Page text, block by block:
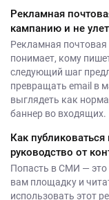
Рекламная
кампанию и не
Рекламная
понимает, кому
следующий шаг
превращать email в
выглядеть как
баннер во входящих.
Как
руководство от
Попасть в СМИ — это
вам площадку и
использовать этот